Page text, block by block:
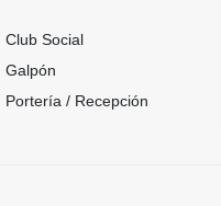
Club Social
Galpón
Portería / Recepción